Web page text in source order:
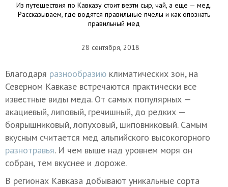
Из путешествия по Кавказу стоит везти сыр, чай, а еще — мед.
Рассказываем, где водятся правильные пчелы и как опознать
правильный мед
28 сентября, 2018
Благодаря разнообразию климатических зон, на
Северном Кавказе встречаются практически все
известные виды меда. От самых популярных —
акациевый, липовый, гречишный, до редких —
боярышниковый, лопуховый, шиповниковый. Самым
вкусным считается мед альпийского высокогорного
разнотравья. И чем выше над уровнем моря он
собран, тем вкуснее и дороже.
В регионах Кавказа добывают уникальные сорта